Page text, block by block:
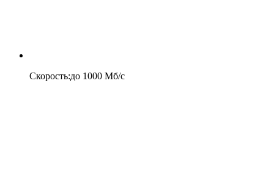
Скорость:до 1000 Мб/c